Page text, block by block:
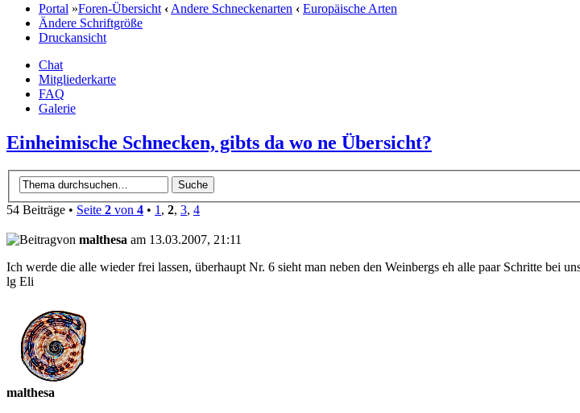
Portal »Foren-Übersicht ‹Andere Schneckenarten ‹ Europäische Arten
Ändere Schriftgröße
Druckansicht
Chat
Mitgliederkarte
FAQ
Galerie
Einheimische Schnecken, gibts da wo ne Übersicht?
54 Beiträge • Seite 2 von 4 • 1 , 2, 3, 4
von malthesa am 13.03.2007, 21:11
Ich werde die alle wieder frei lassen, überhaupt Nr. 6 sieht man neben den Weinbergs eh alle paar Schritte bei
lg Eli
malthesa